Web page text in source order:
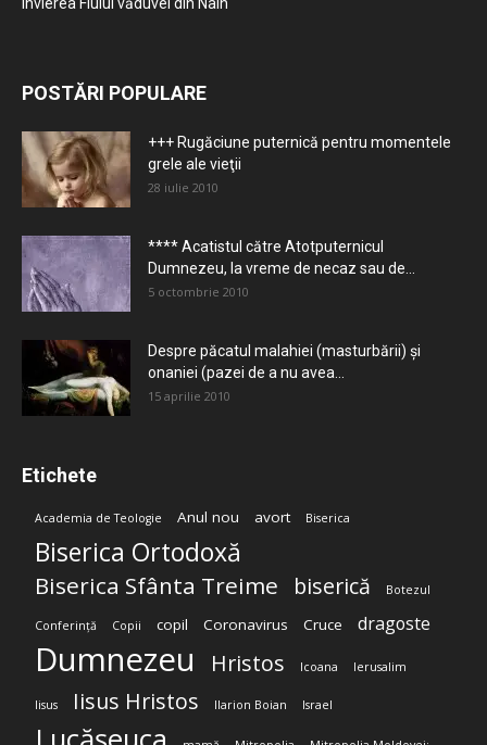
POSTĂRI POPULARE
+++ Rugăciune puternică pentru momentele
grele ale vieţii
28 iulie 2010
**** Acatistul către Atotputernicul
Dumnezeu, la vreme de necaz sau de...
5 octombrie 2010
Despre păcatul malahiei (masturbării) şi
onaniei (pazei de a nu avea...
15 aprilie 2010
Etichete
Academia de Teologie Anul nou avort Biserica
Biserica Ortodoxă
Biserica Sfânta Treime biserică Botezul
Conferință Copii copil Coronavirus Cruce dragoste
Dumnezeu Hristos Icoana Ierusalim
Iisus Iisus Hristos Ilarion Boian Israel